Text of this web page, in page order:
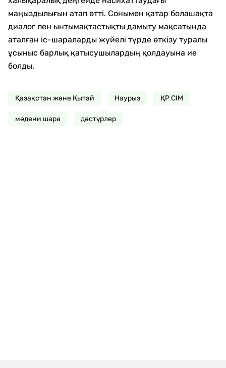
маңыздылығын атап өтті. Сонымен қатар болашақта
диалог пен ынтымақтастықты дамыту мақсатында
аталған іс-шараларды жүйелі түрде өткізу туралы
ұсыныс барлық қатысушылардың қолдауына ие
болды.
Қазақстан және Қытай Наурыз ҚР СІМ
мәдени шара дәстүрлер